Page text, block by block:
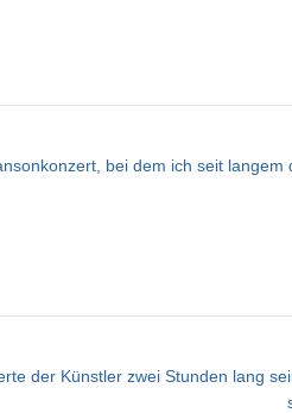
bei dem ich seit
der Künstler zwei Stunden lang